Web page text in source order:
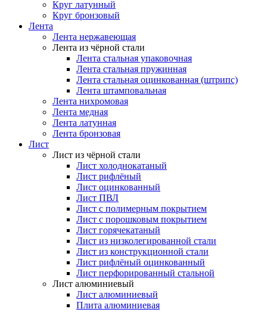
Круг латунный
Круг бронзовый
Лента
Лента нержавеющая
Лента из чёрной стали
Лента стальная упаковочная
Лента стальная пружинная
Лента стальная оцинкованная (штрипс)
Лента штамповальная
Лента нихромовая
Лента медная
Лента латунная
Лента бронзовая
Лист
Лист из чёрной стали
Лист холоднокатаный
Лист рифлёный
Лист оцинкованный
Лист ПВЛ
Лист с полимерным покрытием
Лист с порошковым покрытием
Лист горячекатаный
Лист из низколегированной стали
Лист из конструкционной стали
Лист рифлёный оцинкованный
Лист перфорированный стальной
Лист алюминиевый
Лист алюминиевый
Плита алюминиевая